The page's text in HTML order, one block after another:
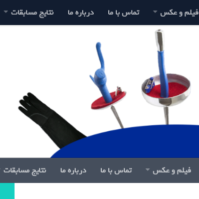
فیلم و عکس تماس با ما درباره ما نتایج مسابقات
فیلم و عکس تماس با ما درباره ما نتایج مسابقات